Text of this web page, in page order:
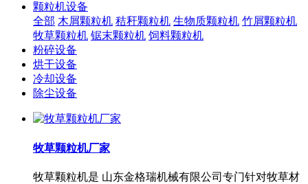
颗粒机设备
全部 木屑颗粒机 秸秆颗粒机 生物质颗粒机 竹屑颗粒机
牧草颗粒机 锯末颗粒机 饲料颗粒机
粉碎设备
烘干设备
冷却设备
除尘设备
牧草颗粒机厂家
牧草颗粒机是 山东金格瑞机械有限公司专门针对牧草材